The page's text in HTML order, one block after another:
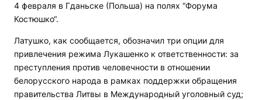
4 февраля в Гданьске (Польша) на полях “Форума
Костюшко“.
Латушко, как сообщается, обозначил три опции для
привлечения режима Лукашенко к ответственности: за
преступления против человечности в отношении
белорусского народа в рамках поддержки обращения
правительства Литвы в Международный уголовный суд;